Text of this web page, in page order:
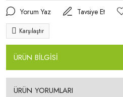
Yorum Yaz Tavsiye Et
Karşılaştır
ÜRÜN BİLGİSİ
ÜRÜN YORUMLARI